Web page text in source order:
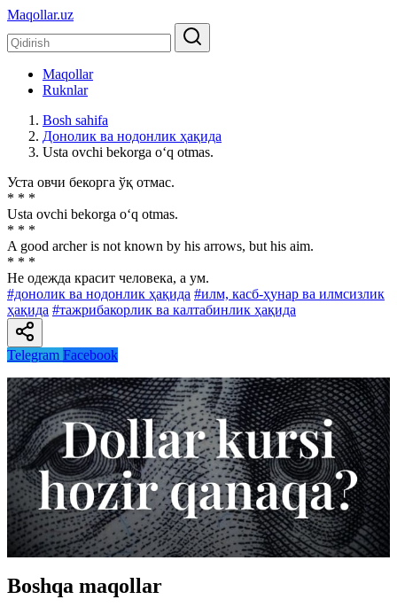
Maqollar.uz
Maqollar
Ruknlar
Bosh sahifa
Донолик ва нодонлик ҳақида
Usta ovchi bekorga o‘q otmas.
Уста овчи бекорга ўқ отмас.
* * *
Usta ovchi bekorga o‘q otmas.
* * *
A good archer is not known by his arrows, but his aim.
* * *
He одежда красит человека, а ум.
#донолик ва нодонлик ҳақида #илм, касб-ҳунар ва илмсизлик
ҳақида #тажрибакорлик ва калтабинлик ҳақида
Telegram Facebook
Boshqa maqollar